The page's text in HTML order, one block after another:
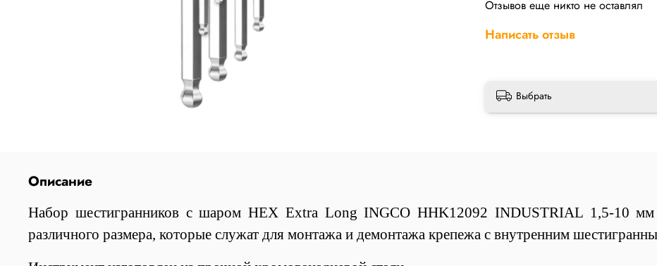
Отзывов еще никто не оставлял
Написать отзыв
Выбрать
Описание
Набор шестигранников с шаром HEX Extra Long INGCO HHK12092 INDUSTRIAL 1,5-10 мм
различного размера, которые служат для монтажа и демонтажа крепежа с внутренним